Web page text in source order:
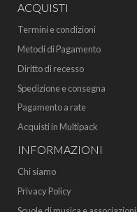
ACQUISTI
Termini e condizioni
Metodi di Pagamento
Diritto di recesso
Spedizione e consegna
Pagamento a rate
Acquisti in Multipack
INFORMAZIONI
Chi siamo
Privacy Policy